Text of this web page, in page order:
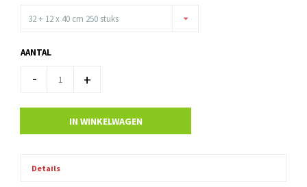
32 + 12 x 40 cm 250 stuks
AANTAL
- +
IN WINKELWAGEN
Details